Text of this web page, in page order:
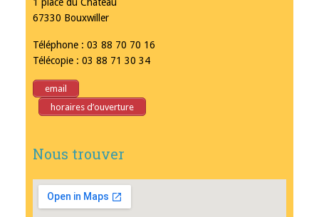
67330 Bouxwiller
Téléphone : 03 88 70 70 16
Télécopie : 03 88 71 30 34
email
horaires d’ouverture
Nous trouver